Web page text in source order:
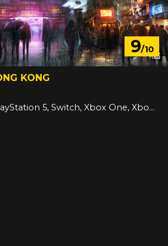
9/10
KONG
PC, PlayStation 4, PlayStation 5, Switch, Xbox One, Xbox Series